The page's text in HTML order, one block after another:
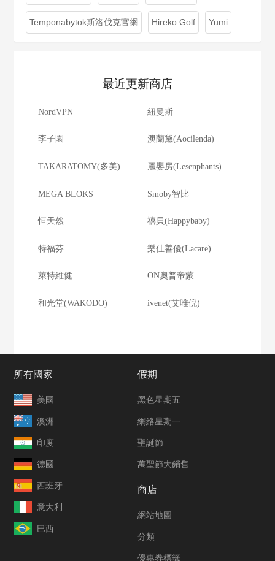
Temponabytok斯洛伐克官網 Hireko Golf Yumi
最近更新商店
NordVPN 紐曼斯
李子園 澳蘭黛(Aocilenda)
TAKARATOMY(多美) 麗嬰房(Lesenphants)
MEGA BLOKS Smoby智比
恒天然 禧貝(Happybaby)
特福芬 樂佳善優(Lacare)
萊特維健 ON奧普帝蒙
和光堂(WAKODO) ivenet(艾唯倪)
所有國家
美國
澳洲
印度
德國
西班牙
意大利
巴西
假期
黑色星期五
網絡星期一
聖誕節
萬聖節大銷售
商店
網站地圖
分類
優惠券標籤